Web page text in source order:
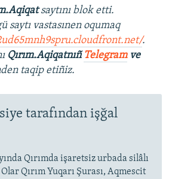
saytını blok etti.
saytı vastasınen oqumaq
.
Qırım.AqiqatnıñTelegramve
taqip etiñiz.
tarafından işğal
Qırımda işaretsiz urbada silâlı
Qırım Yuqarı Şurası, Aqmescit